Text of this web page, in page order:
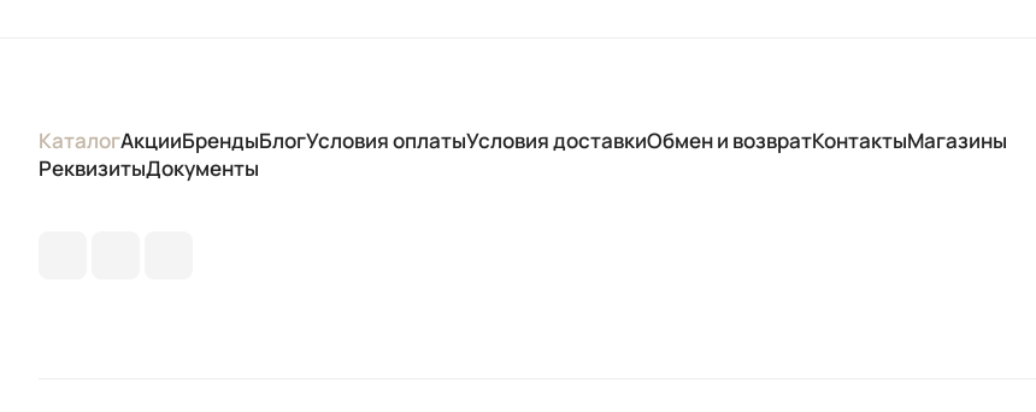
КаталогАкцииБрендыБлогУсловия оплатыУсловия доставкиОбмен и возвратКонтактыМагазины
РеквизитыДокументы